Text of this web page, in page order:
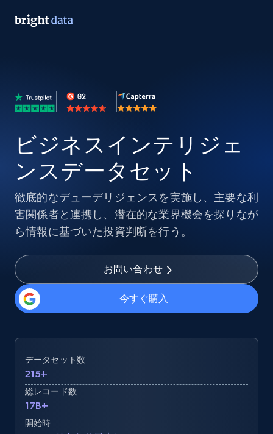
ビジネスインテリジェ
ンスデータセット
徹底的なデューデリジェンスを実施し、主要な利
害関係者と連携し、潜在的な業界機会を探りなが
ら情報に基づいた投資判断を行う。
お問い合わせ
今すぐ購入
データセット数
215+
総レコード数
17B+
開始時